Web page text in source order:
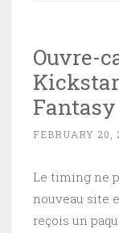
Ouvre-
FEBRUARY 20,
Le timing ne
nouveau site
reçois un